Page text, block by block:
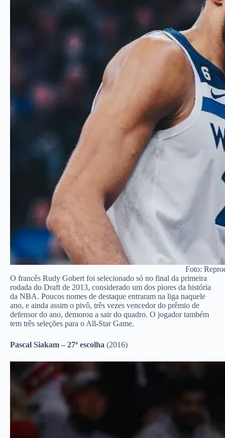
Foto:
O francês Rudy Gobert foi selecionado só no final da primeira
rodada do Draft de 2013, considerado um dos piores da história
da NBA. Poucos nomes de destaque entraram na liga naquele
ano, e ainda assim o pivô, três vezes vencedor do prêmio de
defensor do ano, demorou a sair do quadro. O jogador também
tem três seleções para o All-Star Game.
Pascal Siakam – 27ª escolha (2016)